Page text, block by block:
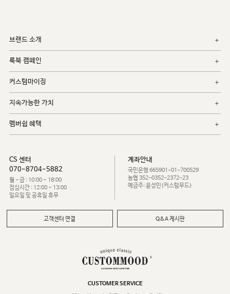
브랜드 소개
룩북 캠페인
커스텀마이징
지속가능한 가치
멤버쉽 혜택
CS 센터
070-8704-5882
월 - 금 : 10:00 ~ 18:00
점심시간 : 12:00 ~ 13:00
일요일 및 공휴일 휴무
계좌안내
국민은행 665901-01-700529
농협 352-0352-2372-23
예금주: 윤성민(커스텀무드)
고객센터 연결 Q&A 게시판
CUSTOMER SERVICE